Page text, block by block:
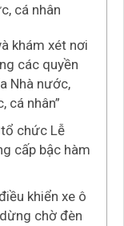
cá nhân
khám xét nơi
các quyền
Nhà nước,
cá nhân”
chức Lễ
cấp bậc hàm
khiển xe ô
chờ đèn